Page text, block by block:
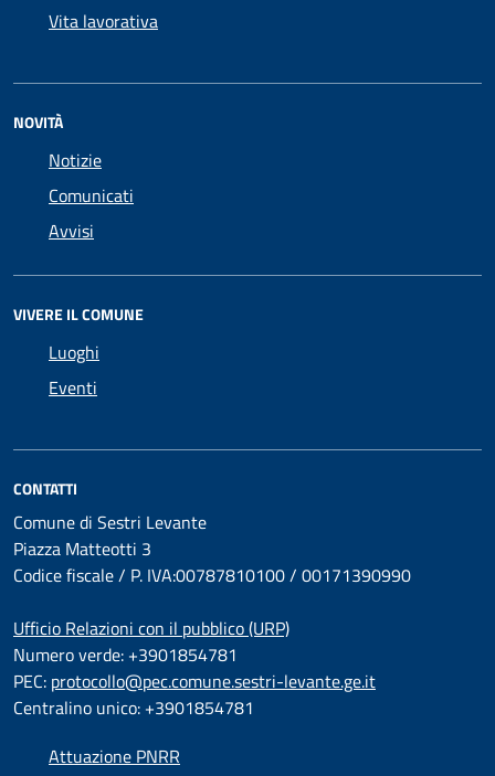
Vita lavorativa
NOVITÀ
Notizie
Comunicati
Avvisi
VIVERE IL COMUNE
Luoghi
Eventi
CONTATTI
Comune di Sestri Levante
Piazza Matteotti 3
Codice fiscale / P. IVA:00787810100 / 00171390990
Ufficio Relazioni con il pubblico (URP)
Numero verde: +3901854781
PEC: protocollo@pec.comune.sestri-levante.ge.it
Centralino unico: +3901854781
Attuazione PNRR